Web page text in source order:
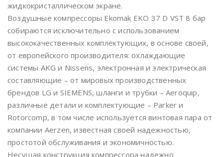
жидкокристаллическом экране.
Воздушные компрессоры Ekomak EKO 37 D VST 8 бар
собираются исключительно с использованием
высококачественных комплектующих, в основе своей,
от европейского производителя: охлаждающие
системы AKG и Nissens, электронная и электрическая
составляющие – от мировых производственных
брендов LG и SIEMENS, шланги и трубки – Aeroquip,
различные детали и комплектующие – Parker и
Rotorcomp, в том числе используется винтовая пара от
компании Аerzen, известная своей надежностью,
простотой обслуживания и экономичностью.
Несущая конструкция компрессора надежно